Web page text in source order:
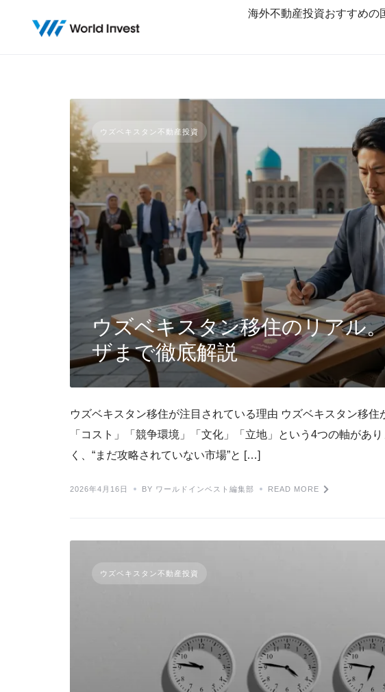
海外不動産投資おすすめの
ウズベキスタン不動産投資
ウズベキスタン移住のリアル
ザまで徹底解説
ウズベキスタン移住が注目されている理由 ウズベキスタン移住
「コスト」「競争環境」「文化」「立地」という4つの軸があ
く、“まだ攻略されていない市場”と […]
2026年4月16日 BY ワールドインベスト編集部 READ MORE
ウズベキスタン不動産投資